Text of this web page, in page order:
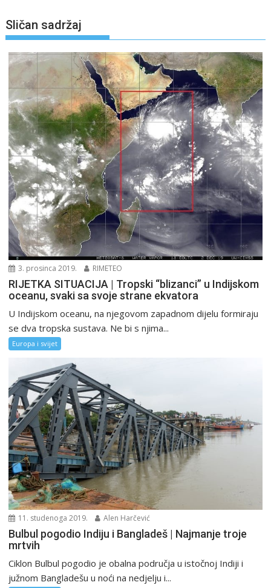
Sličan sadržaj
3. prosinca 2019. RIMETEO
RIJETKA SITUACIJA | Tropski “blizanci” u Indijskom
oceanu, svaki sa svoje strane ekvatora
U Indijskom oceanu, na njegovom zapadnom dijelu formiraju
se dva tropska sustava. Ne bi s njima...
Europa i svijet
11. studenoga 2019. Alen Harčević
Bulbul pogodio Indiju i Bangladeš | Najmanje troje
mrtvih
Ciklon Bulbul pogodio je obalna područja u istočnoj Indiji i
južnom Bangladešu u noći na nedjelju i...